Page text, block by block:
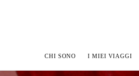
CHI SONO I MIEI VIAGGI